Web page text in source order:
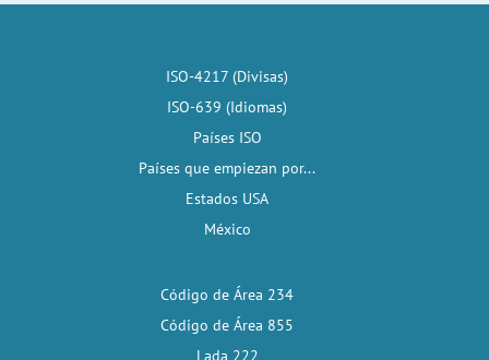
ISO-4217 (Divisas)
ISO-639 (Idiomas)
Países ISO
Países que empiezan por...
Estados USA
México
Código de Área 234
Código de Área 855
Lada 222